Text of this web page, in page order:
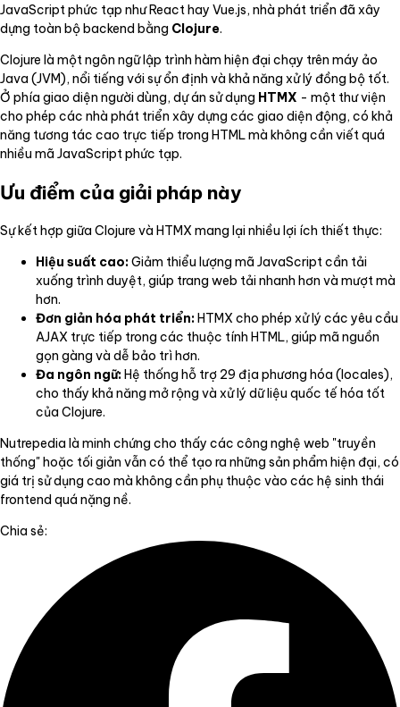
JavaScript phức tạp như React hay Vue.js, nhà phát triển đã xây
dựng toàn bộ backend bằng Clojure.
Clojure là một ngôn ngữ lập trình hàm hiện đại chạy trên máy ảo
Java (JVM), nổi tiếng với sự ổn định và khả năng xử lý đồng bộ tốt.
Ở phía giao diện người dùng, dự án sử dụng HTMX - một thư viện
cho phép các nhà phát triển xây dựng các giao diện động, có khả
năng tương tác cao trực tiếp trong HTML mà không cần viết quá
nhiều mã JavaScript phức tạp.
Ưu điểm của giải pháp này
Sự kết hợp giữa Clojure và HTMX mang lại nhiều lợi ích thiết thực:
Hiệu suất cao:Giảm thiểu lượng mã JavaScript cần tải
xuống trình duyệt, giúp trang web tải nhanh hơn và mượt mà
hơn.
Đơn giản hóa phát triển: HTMX cho phép xử lý các yêu cầu
AJAX trực tiếp trong các thuộc tính HTML, giúp mã nguồn
gọn gàng và dễ bảo trì hơn.
Đa ngôn ngữ: Hệ thống hỗ trợ 29 địa phương hóa (locales),
cho thấy khả năng mở rộng và xử lý dữ liệu quốc tế hóa tốt
của Clojure.
Nutrepedia là minh chứng cho thấy các công nghệ web "truyền
thống" hoặc tối giản vẫn có thể tạo ra những sản phẩm hiện đại, có
giá trị sử dụng cao mà không cần phụ thuộc vào các hệ sinh thái
frontend quá nặng nề.
Chia sẻ: